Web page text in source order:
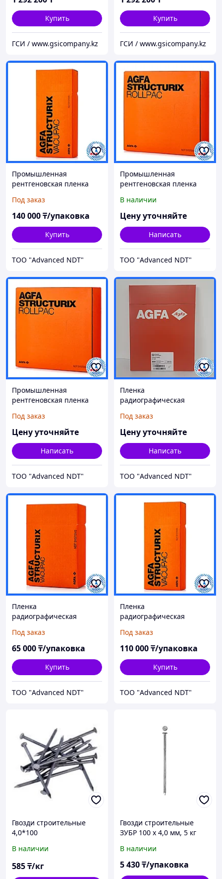
Купить
ГСИ / www.gsicompany.kz
Купить
ГСИ / www.gsicompany.kz
Промышленная
рентгеновская пленка
24см(100 листов)
Под заказ
140 000₸/упаковка
Купить
ТОО "Advanced NDT"
Промышленная
рентгеновская пленка
В наличии
Цену уточняйте
Написать
ТОО "Advanced NDT"
Промышленная
рентгеновская пленка
Под заказ
Цену уточняйте
Написать
ТОО "Advanced NDT"
Пленка
радиографическая
30см х 40см(100 листов)
Под заказ
Цену уточняйте
Написать
ТОО "Advanced NDT"
Пленка
радиографическая
9см х 12см (100 листов)
Под заказ
65 000₸/упаковка
Купить
ТОО "Advanced NDT"
Пленка
радиографическая
10см х 24см (100 листов)
Под заказ
110 000₸/упаковка
Купить
ТОО "Advanced NDT"
Гвозди строительные
4,0*100
В наличии
585₸/кг
Гвозди строительные
ЗУБР 100 х 4,0 мм, 5 кг
В наличии
5 430₸/упаковка